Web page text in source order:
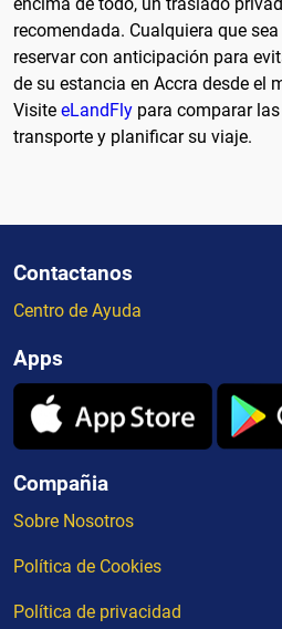
recomendada. Cualquiera que
reservar con anticipación para
de su estancia en Accra desde el
Visite eLandFly para comparar
transporte y planificar su viaje.
Contactanos
Centro de Ayuda
Apps
Compañia
Sobre Nosotros
Política de Cookies
Política de privacidad